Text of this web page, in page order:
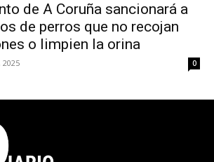
de A Coruña sancionará a
de perros que no recojan
o limpien la orina
0